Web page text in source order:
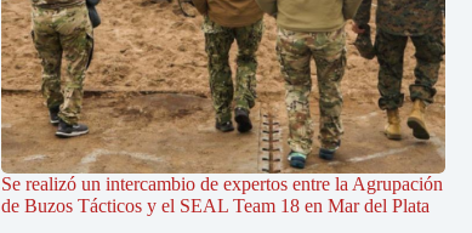
Se realizó un intercambio de expertos entre la Agrupación
de Buzos Tácticos y el SEAL Team 18 en Mar del Plata